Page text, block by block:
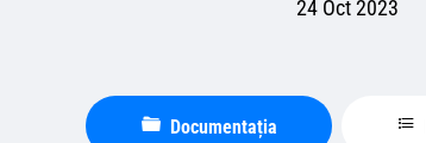
24 Oct 2023
Documentația